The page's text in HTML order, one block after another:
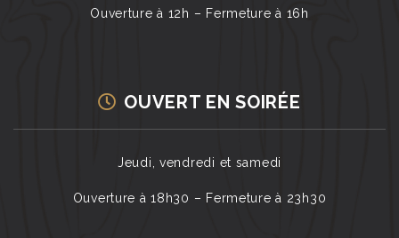
Ouverture à 12h – Fermeture à 16h
OUVERT EN SOIRÉE
Jeudi, vendredi et samedi
Ouverture à 18h30 – Fermeture à 23h30